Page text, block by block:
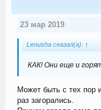
23 мар 2019
Lenusha сказал(а): ↑
КАК! Они еще и
Может быть с тех пор
раз загорались.